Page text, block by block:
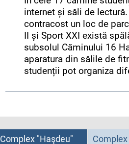
internet și săli de
contracost un loc de
II și Sport XXI există
subsolul Căminului 16
aparatura din sălile de
studenții pot organiza
Complex "Haşdeu"
Complex